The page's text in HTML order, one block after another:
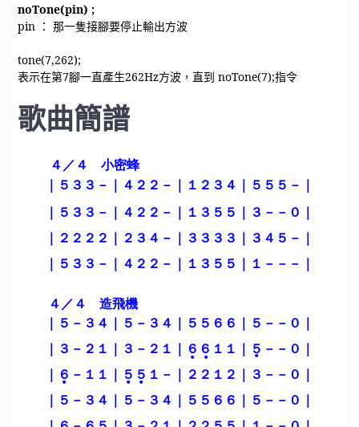
noTone(pin) ;
pin ： 那一隻接腳要停止輸出方波
tone(7,262);
表示在第7腳一直產生262Hz方波，直到 noTone(7);指令
歌曲簡譜